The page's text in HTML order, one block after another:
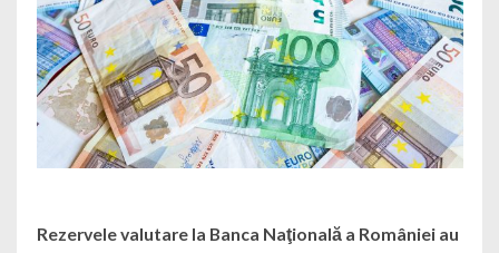
Rezervele valutare la Banca Naţională a României au